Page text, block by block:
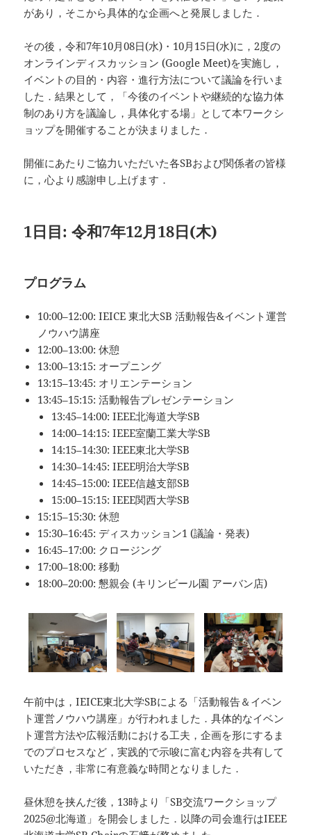
があり，そこから具体的な企画へと発展しました．
その後，令和7年10月08日(水)・10月15日(水)に，2度の
オンラインディスカッション (Google Meet)を実施し，
イベントの目的・内容・進行方法について議論を行いま
した．結果として，「今後のイベントや継続的な協力体
制のあり方を議論し，具体化する場」として本ワークシ
ョップを開催することが決まりました．
開催にあたりご協力いただいた各SBおよび関係者の皆様
に，心より感謝申し上げます．
1日目: 令和7年12月18日(木)
プログラム
10:00–12:00: IEICE 東北大SB 活動報告&イベント運営
ノウハウ講座
12:00–13:00: 休憩
13:00–13:15: オープニング
13:15–13:45: オリエンテーション
13:45–15:15: 活動報告プレゼンテーション
13:45–14:00: IEEE北海道大学SB
14:00–14:15: IEEE室蘭工業大学SB
14:15–14:30: IEEE東北大学SB
14:30–14:45: IEEE明治大学SB
14:45–15:00: IEEE信越支部SB
15:00–15:15: IEEE関西大学SB
15:15–15:30: 休憩
15:30–16:45: ディスカッション1 (議論・発表)
16:45–17:00: クロージング
17:00–18:00: 移動
18:00–20:00: 懇親会 (キリンビール園 アーバン店)
午前中は，IEICE東北大学SBによる「活動報告＆イベン
ト運営ノウハウ講座」が行われました．具体的なイベン
ト運営方法や広報活動における工夫，企画を形にするま
でのプロセスなど，実践的で示唆に富む内容を共有して
いただき，非常に有意義な時間となりました．
昼休憩を挟んだ後，13時より「SB交流ワークショップ
2025@北海道」を開会しました．以降の司会進行はIEEE